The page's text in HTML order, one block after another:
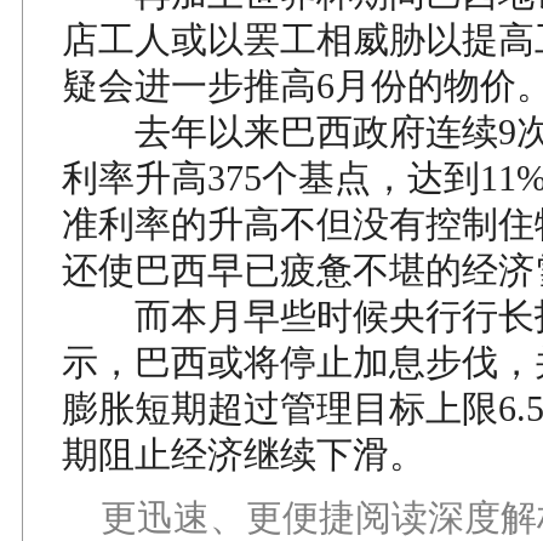
店工人或以罢工相威胁以提
疑会进一步推高6月份的物价
去年以来巴西政府连续9
利率升高375个基点，达到
准利率的升高不但没有控制
还使巴西早已疲惫不堪的经
而本月早些时候央行行长
示，巴西或将停止加息步伐
膨胀短期超过管理目标上限
期阻止经济继续下滑。
更迅速、更便捷阅读深度